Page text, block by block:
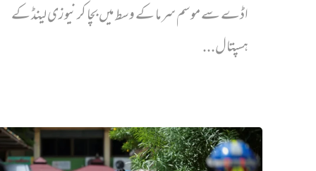
اڈے سے موسم سرما کے وسط میں بچا کر نیوزی لینڈ کے
ہسپتال...